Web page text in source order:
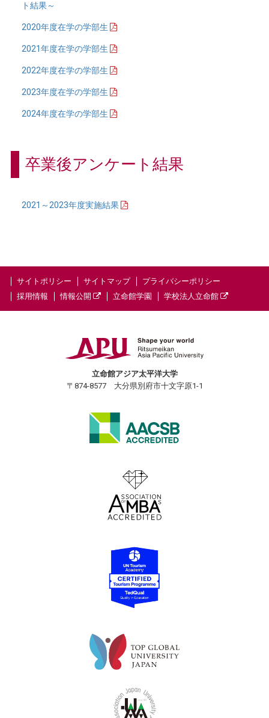
ト結果～
2020年度在学の学部生
2021年度在学の学部生
2022年度在学の学部生
2023年度在学の学部生
2024年度在学の学部生
卒業後アンケート結果
2021～2023年度実施結果
サイトポリシー サイトマップ
プライバシーポリシー
採用情報
情報公開 立命館学園 学校法人立命館
立命館アジア太平洋大学
〒874-8577 大分県別府市十文字原1-1